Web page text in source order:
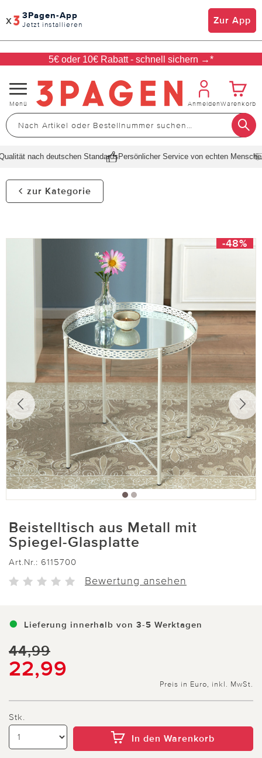
x 3Pagen-App
Jetzt installieren Zur App
5€ oder 10€ Rabatt - schnell sichern →*
Navigation
umschalten
Menü AnmeldenWarenkorb
nach deutschen StandardsPersönlicher Service von echten Menschen
zur Kategorie
-48%
Beistelltisch aus Metall mit
Spiegel-Glasplatte
Art.Nr.: 6115700
Bewertung ansehen
Lieferung innerhalb von 3-5 Werktagen
44,99
22,99
Preis in Euro, inkl. MwSt.
Stk.
In den Warenkorb